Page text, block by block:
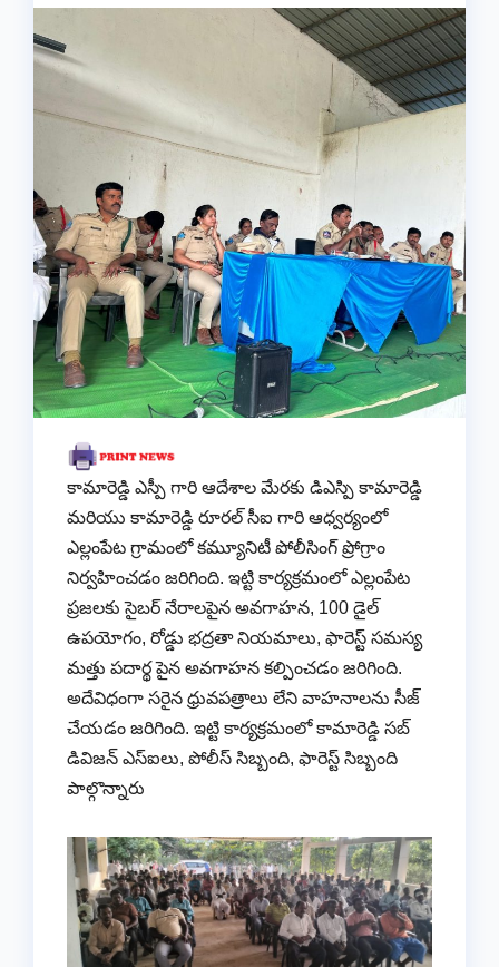
కామారెడ్డి ఎస్పీ గారి ఆదేశాల మేరకు డిఎస్పి కామారెడ్డి
మరియు కామారెడ్డి రూరల్ సీఐ గారి ఆధ్వర్యంలో
ఎల్లంపేట గ్రామంలో కమ్యూనిటీ పోలీసింగ్ ప్రోగ్రాం
నిర్వహించడం జరిగింది. ఇట్టి కార్యక్రమంలో ఎల్లంపేట
ప్రజలకు సైబర్ నేరాలపైన అవగాహన, 100 డైల్
ఉపయోగం, రోడ్డు భద్రతా నియమాలు, ఫారెస్ట్ సమస్య
మత్తు పదార్థ పైన అవగాహన కల్పించడం జరిగింది.
అదేవిధంగా సరైన ధ్రువపత్రాలు లేని వాహనాలను సీజ్
చేయడం జరిగింది. ఇట్టి కార్యక్రమంలో కామారెడ్డి సబ్
డివిజన్ ఎస్ఐలు, పోలీస్ సిబ్బంది, ఫారెస్ట్ సిబ్బంది
పాల్గొన్నారు